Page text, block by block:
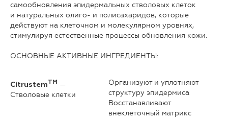
самообновления эпидермальных стволовых клеток
и натуральных олиго- и полисахаридов, которые
действуют на клеточном и молекулярном уровнях,
стимулируя естественные процессы обновления кожи.
ОСНОВНЫЕ АКТИВНЫЕ ИНГРЕДИЕНТЫ:
CitrustemTM —
Стволовые клетки
Организуют и уплотняют
структуру эпидермиса
Восстанавливают
внеклеточный матрикс